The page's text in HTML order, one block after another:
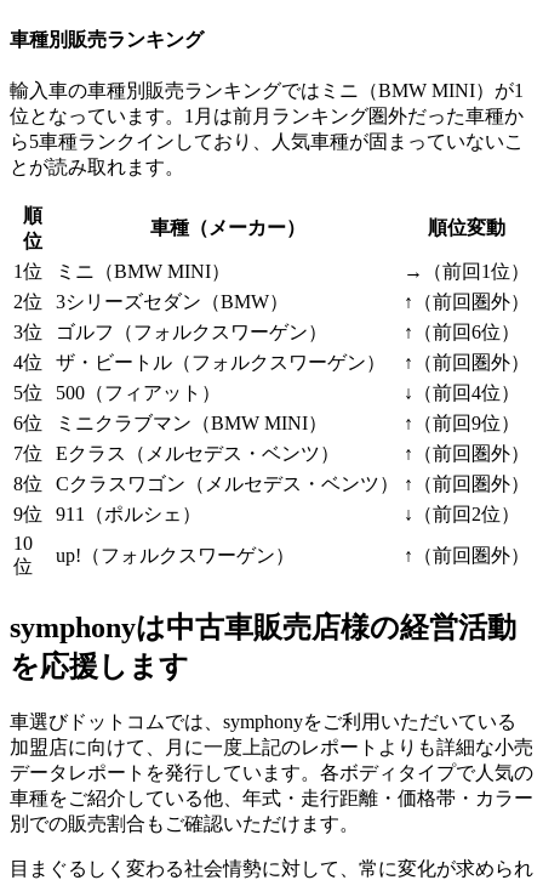
車種別販売ランキング
輸入車の車種別販売ランキングではミニ（BMW MINI）が1
位となっています。1月は前月ランキング圏外だった車種か
ら5車種ランクインしており、人気車種が固まっていないこ
とが読み取れます。
順
位
車種（メーカー） 順位変動
1位 ミニ（BMW MINI）
→（前回1位）
2位
3シリーズセダン（BMW）
↑（前回圏外）
3位
ゴルフ（フォルクスワーゲン）
↑（前回6位）
4位
ザ・ビートル（フォルクスワーゲン）
↑（前回圏外）
5位
500（フィアット）
↓（前回4位）
6位
ミニクラブマン（BMW MINI）
↑（前回9位）
7位
Eクラス（メルセデス・ベンツ）
↑（前回圏外）
8位
Cクラスワゴン（メルセデス・ベンツ）
↑（前回圏外）
9位
911（ポルシェ）
↓（前回2位）
10
位
up!（フォルクスワーゲン） ↑（前回圏外）
symphonyは中古車販売店様の経営活動
を応援します
車選びドットコムでは、symphonyをご利用いただいている
加盟店に向けて、月に一度上記のレポートよりも詳細な小売
データレポートを発行しています。各ボディタイプで人気の
車種をご紹介している他、年式・走行距離・価格帯・カラー
別での販売割合もご確認いただけます。
目まぐるしく変わる社会情勢に対して、常に変化が求められ